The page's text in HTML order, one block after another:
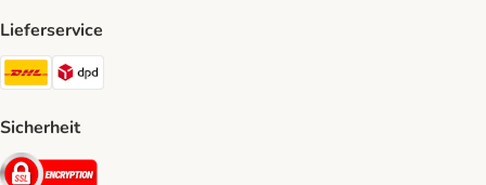
Lieferservice
DHL Shipping Method
Sicherheit
Security